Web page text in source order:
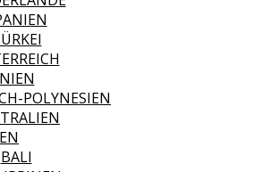
POLYNESIEN
BALI